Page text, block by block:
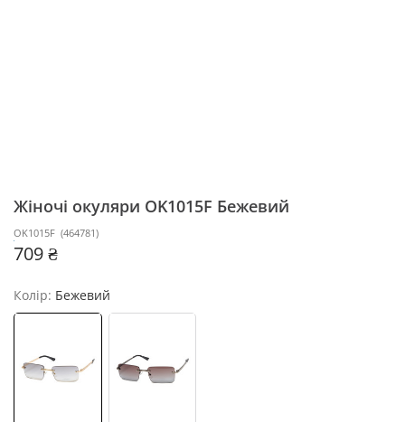
Жіночі окуляри OK1015F Бежевий
OK1015F (464781)
709 ₴
Колір: Бежевий